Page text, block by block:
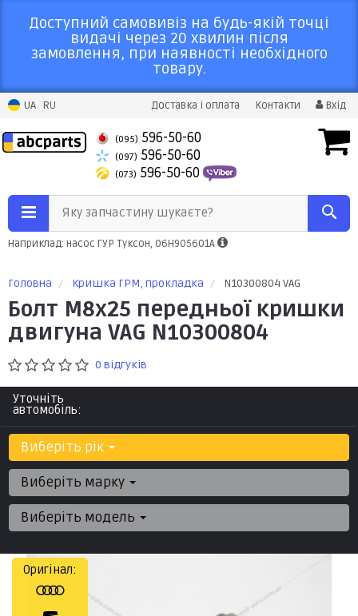
Доступний самовивіз на будь-якій точці
видачі через 20 хвилин після
замовлення, при наявності необхідного
товару.
UA RU Доставка і оплата Контакти Вхід
(095) 596-50-60
(097) 596-50-60
(073) 596-50-60
Яку запчастину шукаєте?
Наприклад: насос ГУР Туксон, 06H905601A
Головна Кришка ГРМ, прокладка N10300804 VAG
Болт М8х25 передньої кришки
двигуна VAG N10300804
0 відгуків
Уточніть
автомобіль:
Виберіть рік
Виберіть марку
Виберіть модель
Оригінал: